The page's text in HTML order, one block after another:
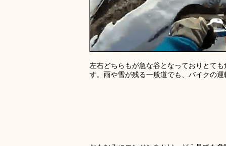
左右どちらもが急な谷となっておりとて
す。雨や雪が残る一般道でも、バイクの